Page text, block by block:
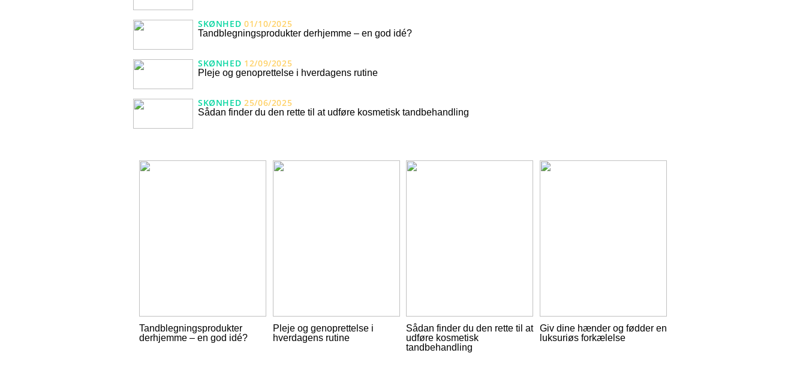
SKØNHED 01/10/2025
Tandblegningsprodukter derhjemme – en god idé?
SKØNHED 12/09/2025
Pleje og genoprettelse i hverdagens rutine
SKØNHED 25/06/2025
Sådan finder du den rette til at udføre kosmetisk tandbehandling
Tandblegningsprodukter
derhjemme – en god idé?
Pleje og genoprettelse i
hverdagens rutine
Sådan finder du den rette til at
udføre kosmetisk
tandbehandling
Giv dine hænder og fødder en
luksuriøs forkælelse